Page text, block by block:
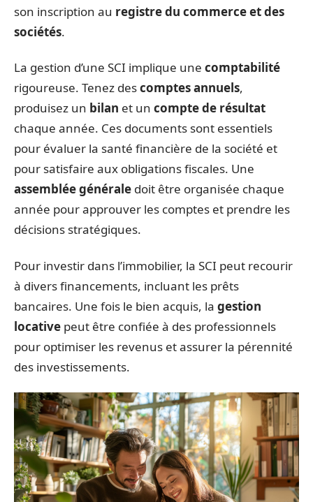
son inscription au registre du commerce et des
sociétés.
La gestion d’une SCI implique une comptabilité
rigoureuse. Tenez descomptes annuels,
produisez un bilan et un compte de résultat
chaque année. Ces documents sont essentiels
pour évaluer la santé financière de la société et
pour satisfaire aux obligations fiscales. Une
assemblée générale doit être organisée chaque
année pour approuver les comptes et prendre les
décisions stratégiques.
Pour investir dans l’immobilier, la SCI peut recourir
à divers financements, incluant les prêts
bancaires. Une fois le bien acquis, la gestion
locative peut être confiée à des professionnels
pour optimiser les revenus et assurer la pérennité
des investissements.